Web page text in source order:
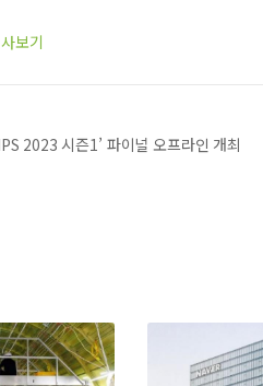
보기
2023 시즌1’ 파이널 오프라인 개최